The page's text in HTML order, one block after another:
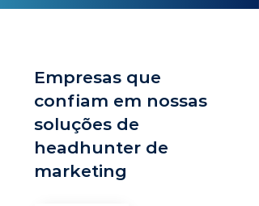
Empresas que
confiam em nossas
soluções de
headhunter de
marketing